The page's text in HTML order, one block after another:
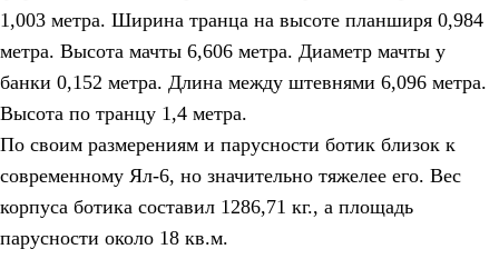
1,003 метра. Ширина транца на высоте планширя 0,984
метра. Высота мачты 6,606 метра. Диаметр мачты у
банки 0,152 метра. Длина между штевнями 6,096 метра.
Высота по транцу 1,4 метра.
По своим размерениям и парусности ботик близок к
современному Ял-6, но значительно тяжелее его. Вес
корпуса ботика составил 1286,71 кг., а площадь
парусности около 18 кв.м.